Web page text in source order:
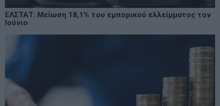
ΕΛΣΤΑΤ: Μείωση 18,1% του εμπορικού ελλείμματος τον
Ιούνιο